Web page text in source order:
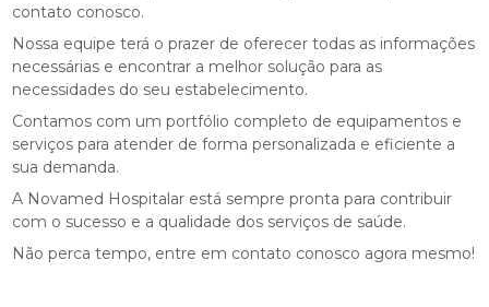
contato conosco.
Nossa equipe terá o prazer de oferecer todas as informações
necessárias e encontrar a melhor solução para as
necessidades do seu estabelecimento.
Contamos com um portfólio completo de equipamentos e
serviços para atender de forma personalizada e eficiente a
sua demanda.
A Novamed Hospitalar está sempre pronta para contribuir
com o sucesso e a qualidade dos serviços de saúde.
Não perca tempo, entre em contato conosco agora mesmo!